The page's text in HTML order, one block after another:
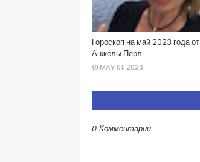
Гороскоп на май 2023 года от
Анжелы Перл
MAY 01, 2023
0 Комментарии